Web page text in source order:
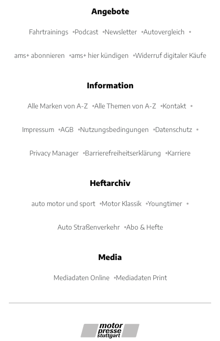
Angebote
Fahrtrainings Podcast Newsletter Autovergleich
ams+ abonnieren ams+ hier kündigen Widerruf digitaler Käufe
Information
Alle Marken von A-Z Alle Themen von A-Z Kontakt
Impressum AGB Nutzungsbedingungen Datenschutz
Privacy Manager Barrierefreiheitserklärung Karriere
Heftarchiv
auto motor und sport Motor Klassik Youngtimer
Auto Straßenverkehr Abo & Hefte
Media
Mediadaten Online Mediadaten Print